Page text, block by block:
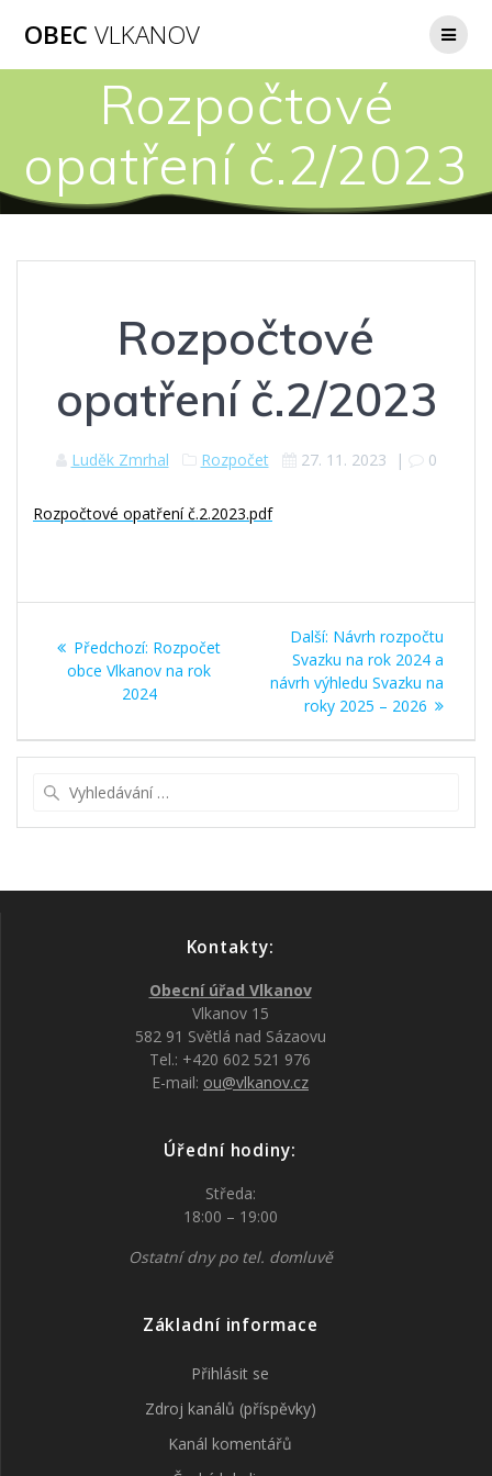
OBEC VLKANOV
Rozpočtové
opatření č.2/2023
Rozpočtové
opatření č.2/2023
Luděk Zmrhal Rozpočet 27. 11. 2023 | 0
Rozpočtové opatření č.2.2023.pdf
pro
příspěvek
Předchozí: Předchozí
příspěvek:
Rozpočet
obce Vlkanov na rok
2024
Další: Další
příspěvek:
Návrh rozpočtu
Svazku na rok 2024 a
návrh výhledu Svazku na
roky 2025 – 2026
Kontakty:
Obecní úřad Vlkanov
Vlkanov 15
582 91 Světlá nad Sázaovu
Tel.: +420 602 521 976
E-mail: ou@vlkanov.cz
Úřední hodiny:
Středa:
18:00 – 19:00
Ostatní dny po tel. domluvě
Základní informace
Přihlásit se
Zdroj kanálů (příspěvky)
Kanál komentářů